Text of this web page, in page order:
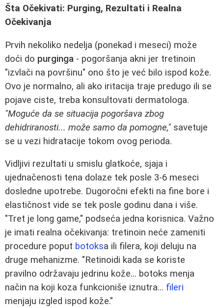
Šta Očekivati: Purging, Rezultati i Realna
Očekivanja
Prvih nekoliko nedelja (ponekad i meseci) može
doći do purginga - pogoršanja akni jer tretinoin
"izvlači na površinu" ono što je već bilo ispod kože.
Ovo je normalno, ali ako iritacija traje predugo ili se
pojave ciste, treba konsultovati dermatologa.
"Moguće da se situacija pogoršava zbog
dehidriranosti... može samo da pomogne," savetuje
se u vezi hidratacije tokom ovog perioda.
Vidljivi rezultati u smislu glatkoće, sjaja i
ujednačenosti tena dolaze tek posle 3-6 meseci
dosledne upotrebe. Dugoročni efekti na fine bore i
elastičnost vide se tek posle godinu dana i više.
"Tret je long game," podseća jedna korisnica. Važno
je imati realna očekivanja: tretinoin neće zameniti
procedure poput botoksa ili filera, koji deluju na
druge mehanizme. "Retinoidi kada se koriste
pravilno održavaju jedrinu kože... botoks menja
način na koji koza funkcioniše iznutra... fileri
menjaju izgled ispod kože."